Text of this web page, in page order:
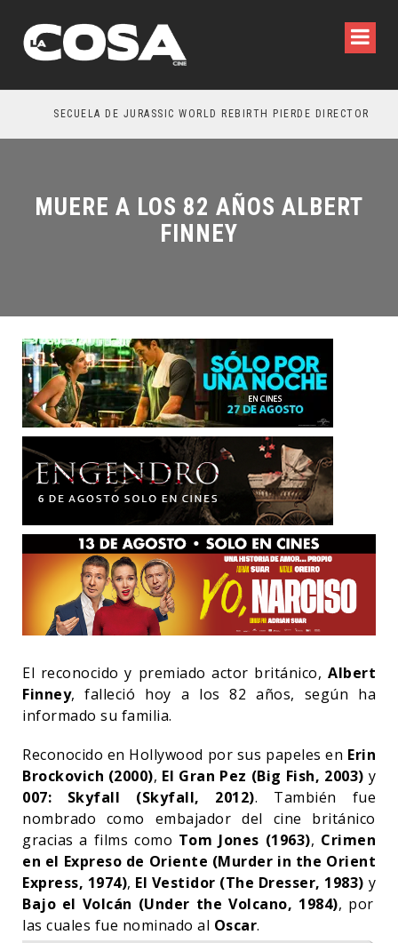
SECUELA DE JURASSIC WORLD REBIRTH PIERDE DIRECTOR
MUERE A LOS 82 AÑOS ALBERT
FINNEY
El reconocido y premiado actor británico, Albert
Finney, falleció hoy a los 82 años, según ha
informado su familia.
Reconocido en Hollywood por sus papeles en Erin
Brockovich (2000), El Gran Pez (Big Fish, 2003) y
007: Skyfall (Skyfall, 2012). También fue
nombrado como embajador del cine británico
gracias a films como Tom Jones (1963), Crimen
en el Expreso de Oriente (Murder in the Orient
Express, 1974), El Vestidor (The Dresser, 1983) y
Bajo el Volcán (Under the Volcano, 1984), por
las cuales fue nominado al Oscar.